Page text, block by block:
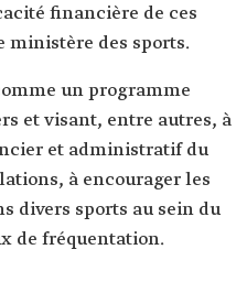
financière de ces
ministère des sports.
un programme
et visant, entre autres, à
et administratif du
à encourager les
divers sports au sein du
de fréquentation.